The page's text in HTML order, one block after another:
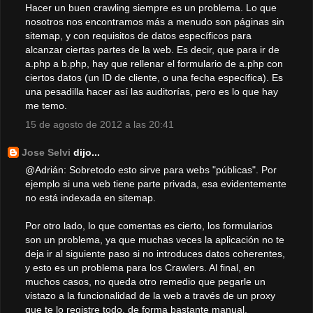
Hacer un buen crawling siempre es un problema. Lo que
nosotros nos encontramos más a menudo son páginas sin
sitemap, y con requisitos de datos específicos para
alcanzar ciertas partes de la web. Es decir, que para ir de
a.php a b.php, hay que rellenar el formulario de a.php con
ciertos datos (un ID de cliente, o una fecha específica). Es
una pesadilla hacer así las auditorías, pero es lo que hay
me temo.
15 de agosto de 2012 a las 20:41
Jose Selvi dijo...
@Adrián: Sobretodo esto sirve para webs "públicas". Por
ejemplo si una web tiene parte privada, esa evidentemente
no está indexada en sitemap.
Por otro lado, lo que comentas es cierto, los formularios
son un problema, ya que muchas veces la aplicación no te
deja ir al siguiente paso si no introduces datos coherentes,
y esto es un problema para los Crawlers. Al final, en
muchos casos, no queda otro remedio que pegarle un
vistazo a la funcionalidad de la web a través de un proxy
que te lo registre todo, de forma bastante manual.